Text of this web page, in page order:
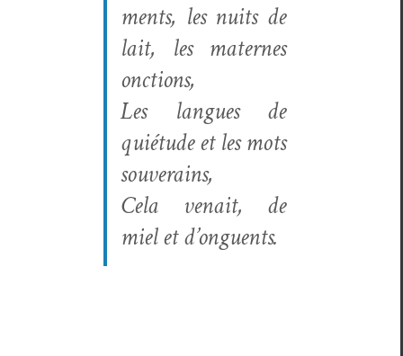
ments, les nuits de
lait, les mater­nes
onctions,
Les langues de
quié­tude et les mots
souverains,
Cela venait, de
miel et d’onguents.